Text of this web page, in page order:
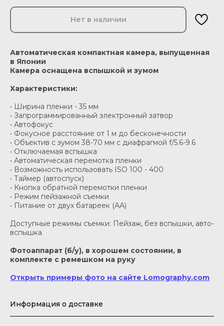
Нет в наличии
Автоматическая компактная камера, выпущенная
в Японии
Камера оснащена вспышкой и зумом
Характеристики:
• Ширина пленки - 35 мм
• Запрограммированный электронный затвор
• Автофокус
• Фокусное расстояние от 1 м до бесконечности
• Объектив с зумом 38-70 мм с диафрагмой f/5.6-9.6
• Отключаемая вспышка
• Автоматическая перемотка пленки
• Возможность использовать ISO 100 - 400
• Таймер (автоспуск)
• Кнопка обратной перемотки пленки
• Режим пейзажной съемки
• Питание от двух батареек (АА)
Доступные режимы съемки: Пейзаж, без вспышки, авто-
вспышка
Фотоаппарат (б/у), в хорошем состоянии, в
комплекте с ремешком на руку
Открыть примеры фото на сайте Lomography.com
Информация о доставке